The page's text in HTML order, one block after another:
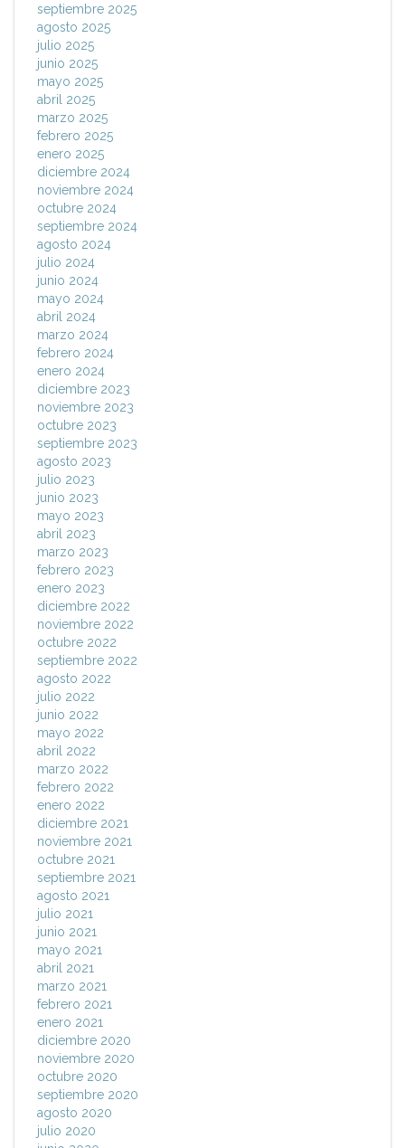
septiembre 2025
agosto 2025
julio 2025
junio 2025
mayo 2025
abril 2025
marzo 2025
febrero 2025
enero 2025
diciembre 2024
noviembre 2024
octubre 2024
septiembre 2024
agosto 2024
julio 2024
junio 2024
mayo 2024
abril 2024
marzo 2024
febrero 2024
enero 2024
diciembre 2023
noviembre 2023
octubre 2023
septiembre 2023
agosto 2023
julio 2023
junio 2023
mayo 2023
abril 2023
marzo 2023
febrero 2023
enero 2023
diciembre 2022
noviembre 2022
octubre 2022
septiembre 2022
agosto 2022
julio 2022
junio 2022
mayo 2022
abril 2022
marzo 2022
febrero 2022
enero 2022
diciembre 2021
noviembre 2021
octubre 2021
septiembre 2021
agosto 2021
julio 2021
junio 2021
mayo 2021
abril 2021
marzo 2021
febrero 2021
enero 2021
diciembre 2020
noviembre 2020
octubre 2020
septiembre 2020
agosto 2020
julio 2020